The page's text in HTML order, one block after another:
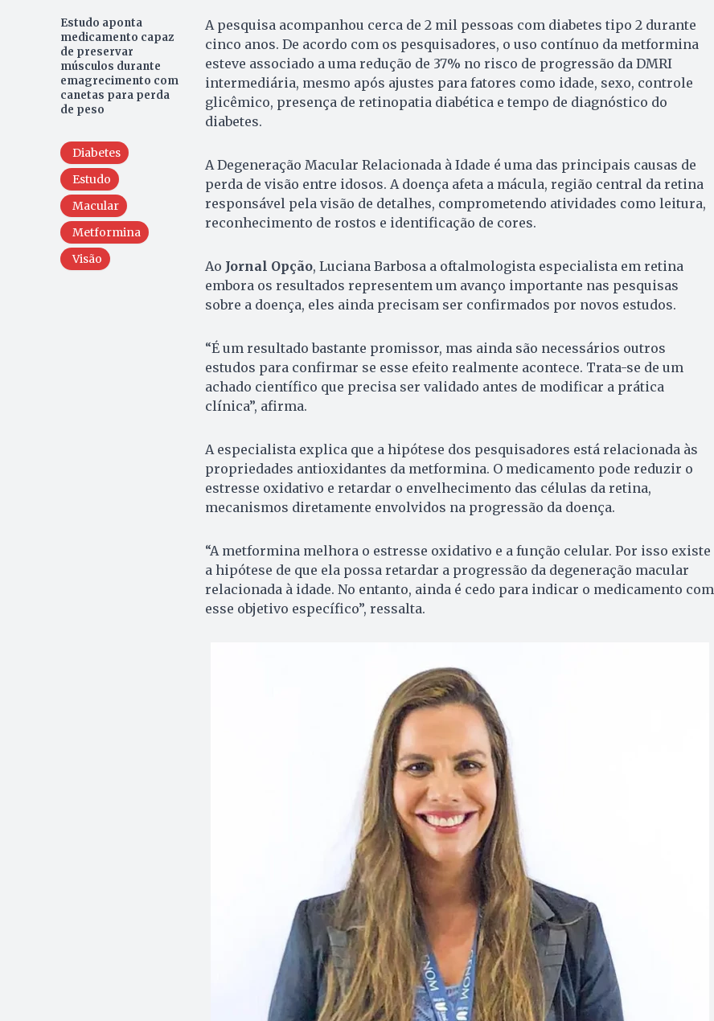
Estudo aponta
medicamento capaz
de preservar
músculos durante
emagrecimento com
canetas para perda
de peso
Diabetes
Estudo
Macular
Metformina
Visão
A pesquisa acompanhou cerca de 2 mil pessoas com diabetes tipo 2 durante
cinco anos. De acordo com os pesquisadores, o uso contínuo da metformina
esteve associado a uma redução de 37% no risco de progressão da DMRI
intermediária, mesmo após ajustes para fatores como idade, sexo, controle
glicêmico, presença de retinopatia diabética e tempo de diagnóstico do
diabetes.
A Degeneração Macular Relacionada à Idade é uma das principais causas de
perda de visão entre idosos. A doença afeta a mácula, região central da retina
responsável pela visão de detalhes, comprometendo atividades como leitura,
reconhecimento de rostos e identificação de cores.
Ao Jornal Opção, Luciana Barbosa a oftalmologista especialista em retina
embora os resultados representem um avanço importante nas pesquisas
sobre a doença, eles ainda precisam ser confirmados por novos estudos.
“É um resultado bastante promissor, mas ainda são necessários outros
estudos para confirmar se esse efeito realmente acontece. Trata-se de um
achado científico que precisa ser validado antes de modificar a prática
clínica”, afirma.
A especialista explica que a hipótese dos pesquisadores está relacionada às
propriedades antioxidantes da metformina. O medicamento pode reduzir o
estresse oxidativo e retardar o envelhecimento das células da retina,
mecanismos diretamente envolvidos na progressão da doença.
“A metformina melhora o estresse oxidativo e a função celular. Por isso existe
a hipótese de que ela possa retardar a progressão da degeneração macular
relacionada à idade. No entanto, ainda é cedo para indicar o medicamento com
esse objetivo específico”, ressalta.